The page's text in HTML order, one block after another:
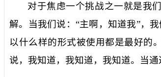
对于焦虑一个挑战之一就是我
解。当我们说：“主啊，知道我”，
以什么样的形式被使用都是最好的
说，我知道，我知道，我知道。当